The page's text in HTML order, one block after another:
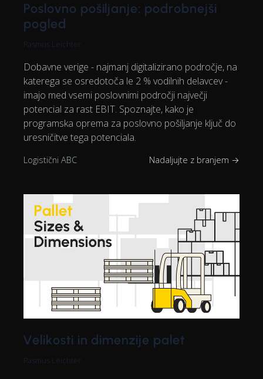
Poslovno pošiljanje: podrobnejši
pogled
Rasmus Leichter
Dobavne verige - najmanj digitalizirano področje, na
katerega se osredotoča le 2 % vodilnih delavcev -
imajo med vsemi poslovnimi področji največji
potencial za rast EBIT. Spoznajte, kako je
programska oprema za poslovno pošiljanje ključ do
uresničitve tega potenciala.
Logistični ABC Nadaljujte z branjem →
Velikosti in dimenzije palet
Rasmus Leichter